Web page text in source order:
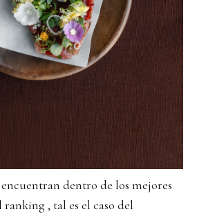
dentro de los mejores
ranking , tal es el caso del